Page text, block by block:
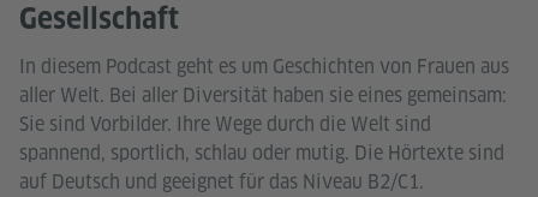
Gesellschaft
In diesem Podcast geht es um Geschichten von Frauen aus
aller Welt. Bei aller Diversität haben sie eines gemeinsam:
Sie sind Vorbilder. Ihre Wege durch die Welt sind
spannend, sportlich, schlau oder mutig. Die Hörtexte sind
auf Deutsch und geeignet für das Niveau B2/C1.